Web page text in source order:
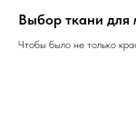
Выбор ткани для
Чтобы было не только